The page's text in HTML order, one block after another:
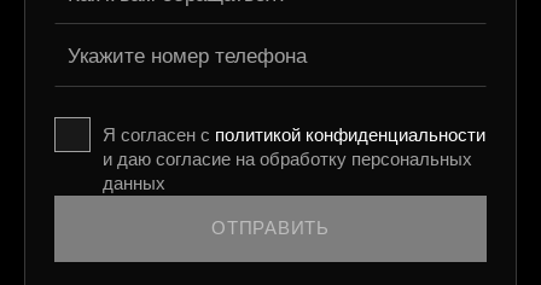
ОТПРАВИТЬ
Я согласен с политикой конфиденциальности
и даю согласие на обработку персональных
данных